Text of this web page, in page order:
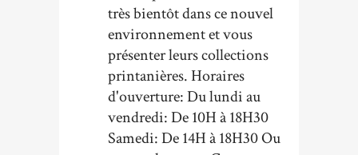
très bientôt dans ce nouvel
environnement et vous
présenter leurs collections
printanières. Horaires
d'ouverture: Du lundi au
vendredi: De 10H à 18H30
Samedi: De 14H à 18H30 Ou